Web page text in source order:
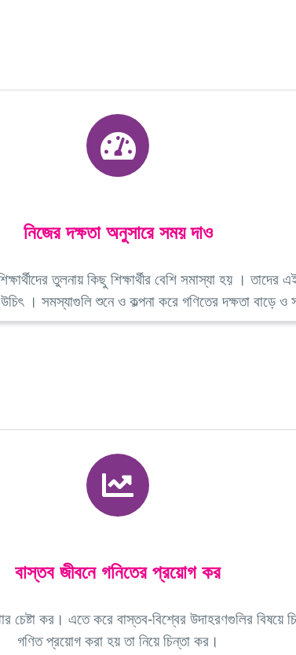
নিজের দক্ষতা অনুসারে সময় দাও
তুলনায় কিছু শিক্ষার্থীর বেশি সমাস্যা হয় । তাদের
। সমস্যাগুলি শুনে ও কল্পনা করে গণিতের দক্ষতা বাড়ে
বাস্তব জীবনে গনিতের প্রয়োগ কর
কর। এতে করে বাস্তব-বিশ্বের উদাহরণগুলির বিষয়ে
গণিত প্রয়োগ করা হয় তা নিয়ে চিন্তা কর।